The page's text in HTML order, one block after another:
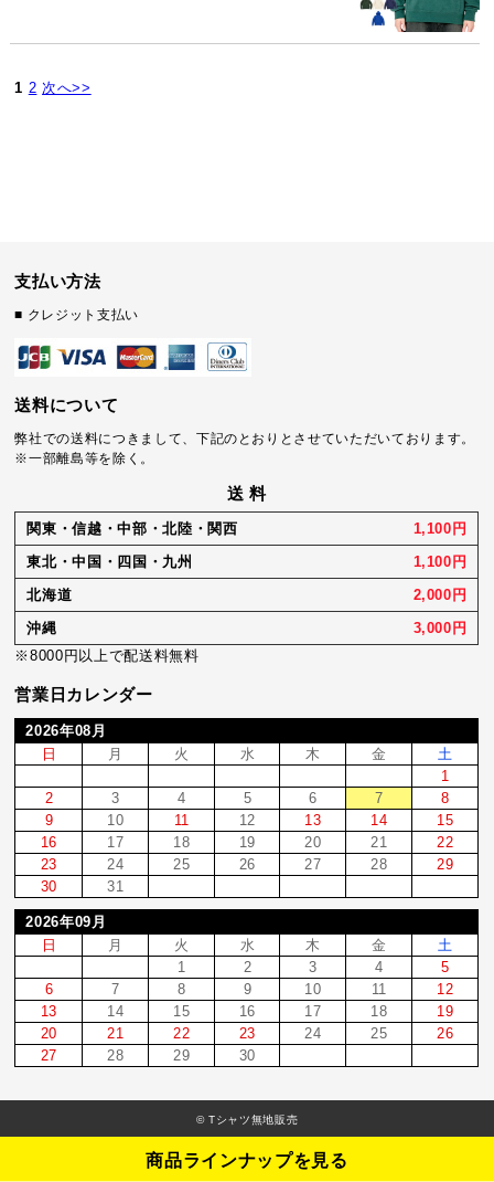
1 2 次へ>>
支払い方法
■ クレジット支払い
送料について
弊社での送料につきまして、下記のとおりとさせていただいております。
※一部離島等を除く。
送 料
関東・信越・中部・北陸・関西
1,100円
東北・中国・四国・九州
1,100円
北海道
2,000円
沖縄
3,000円
※8000円以上で配送料無料
営業日カレンダー
2026年08月
日
月 火 水 木 金
土
1
2
3 4 5 6 7
8
9
10 11 12 13 14
15
16
17 18 19 20 21
22
23
24 25 26 27 28
29
30
31
2026年09月
日
月 火 水 木 金
土
1
2 3 4
5
6
7 8 9 10 11
12
13
14 15 16 17 18
19
20
21 22 23 24 25
26
27
28 29 30
© Tシャツ無地販売
商品ラインナップを見る